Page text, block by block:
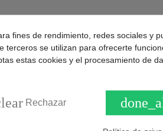
BFC2312NW, BFC2322AW,
1CE340V, 1CID340V, 1CM34,
fines de rendimiento, redes sociales y
terceros se utilizan para ofrecerte
estas cookies y el procesamiento de
Rechazar